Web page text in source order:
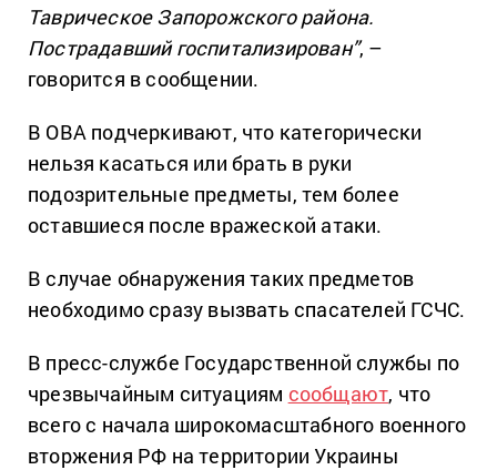
Таврическое Запорожского района.
Пострадавший госпитализирован”, –
говорится в сообщении.
В ОВА подчеркивают, что категорически
нельзя касаться или брать в руки
подозрительные предметы, тем более
оставшиеся после вражеской атаки.
В случае обнаружения таких предметов
необходимо сразу вызвать спасателей ГСЧС.
В пресс-службе Государственной службы по
чрезвычайным ситуациям сообщают, что
всего с начала широкомасштабного военного
вторжения РФ на территории Украины